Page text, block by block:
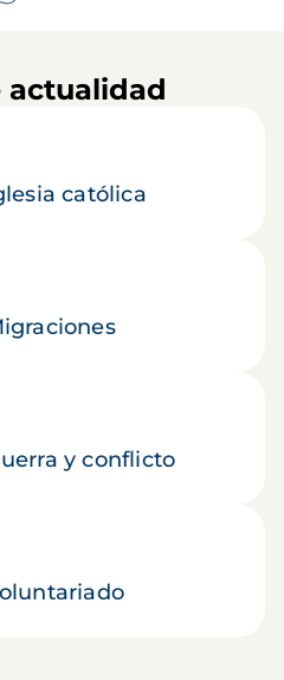
actualidad
católica
y conflicto